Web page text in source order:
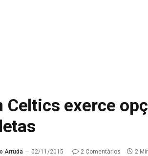
Celtics exerce
Arruda 02/11/2015 2 Comentários 2